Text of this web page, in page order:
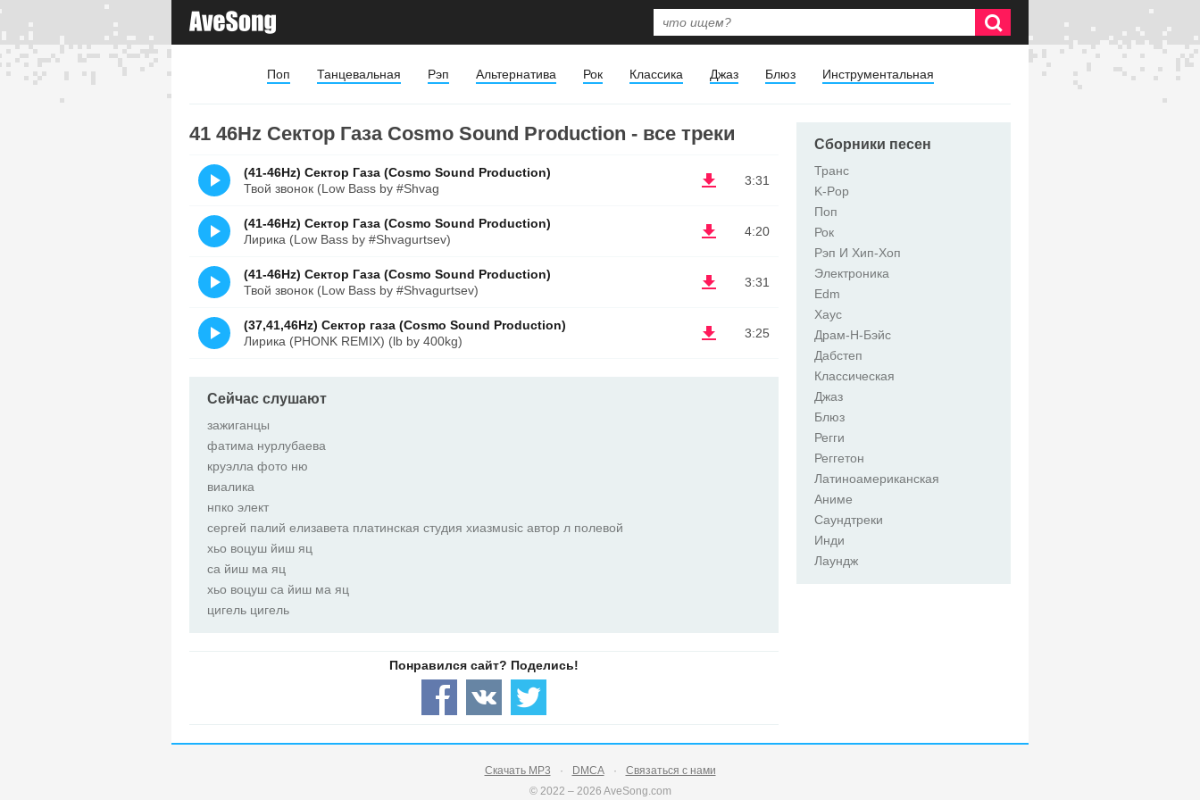
Поп Танцевальная Рэп Альтернатива Рок Классика Джаз Блюз Инструментальная
41 46Hz Сектор Газа Cosmo Sound Production - все треки
3:31
(41-46Hz) Сектор Газа (Cosmo Sound Production)
Твой звонок (Low Bass by #Shvag
4:20
(41-46Hz) Сектор Газа (Cosmo Sound Production)
Лирика (Low Bass by #Shvagurtsev)
3:31
(41-46Hz) Сектор Газа (Cosmo Sound Production)
Твой звонок (Low Bass by #Shvagurtsev)
3:25
(37,41,46Hz) Сектор газа (Cosmo Sound Production)
Лирика (PHONK REMIX) (lb by 400kg)
Сейчас слушают
зажиганцы
фатима нурлубаева
круэлла фото ню
виалика
нпко элект
сергей палий елизавета платинская студия хиазмusic автор л полевой
хьо воцуш йиш яц
са йиш ма яц
хьо воцуш са йиш ма яц
цигель цигель
Сборники песен
Транс
K-Pop
Поп
Рок
Рэп И Хип-Хоп
Электроника
Edm
Хаус
Драм-Н-Бэйс
Дабстеп
Классическая
Джаз
Блюз
Регги
Реггетон
Латиноамериканская
Аниме
Саундтреки
Инди
Лаундж
Скачать MP3 DMCA
Связаться с нами
© 2022 – 2026 AveSong.com